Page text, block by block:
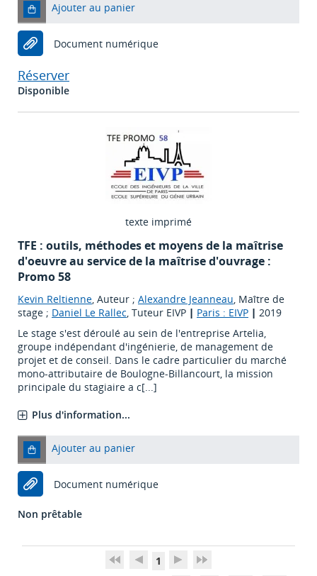
Ajouter au panier
Document numérique
Réserver
Disponible
texte imprimé
TFE : outils, méthodes et moyens de la maîtrise
d'oeuvre au service de la maîtrise d'ouvrage :
Promo 58
Kevin Reltienne, Auteur ; Alexandre Jeanneau, Maître de
stage ; Daniel Le Rallec, Tuteur EIVP | Paris : EIVP | 2019
Le stage s'est déroulé au sein de l'entreprise Artelia,
groupe indépendant d'ingénierie, de management de
projet et de conseil. Dans le cadre particulier du marché
mono-attributaire de Boulogne-Billancourt, la mission
principale du stagiaire a c[...]
Plus d'information...
Ajouter au panier
Document numérique
Non prêtable
1